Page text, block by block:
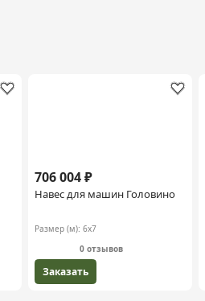
706 004 ₽
Навес для машин Головино
Размер (м): 6х7
0 отзывов
Заказать